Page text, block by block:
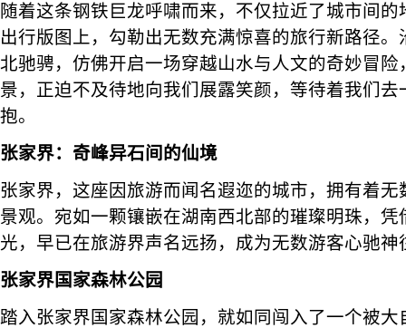
随着这条钢铁巨龙呼啸而来，不仅拉近了城市间
出行版图上，勾勒出无数充满惊喜的旅行新路径
北驰骋，仿佛开启一场穿越山水与人文的奇妙冒
景，正迫不及待地向我们展露笑颜，等待着我们
抱。
张家界：奇峰异石间的仙境
张家界，这座因旅游而闻名遐迩的城市，拥有着
景观。宛如一颗镶嵌在湖南西北部的璀璨明珠，
光，早已在旅游界声名远扬，成为无数游客心驰神
张家界国家森林公园
踏入张家界国家森林公园，就如同闯入了一个被